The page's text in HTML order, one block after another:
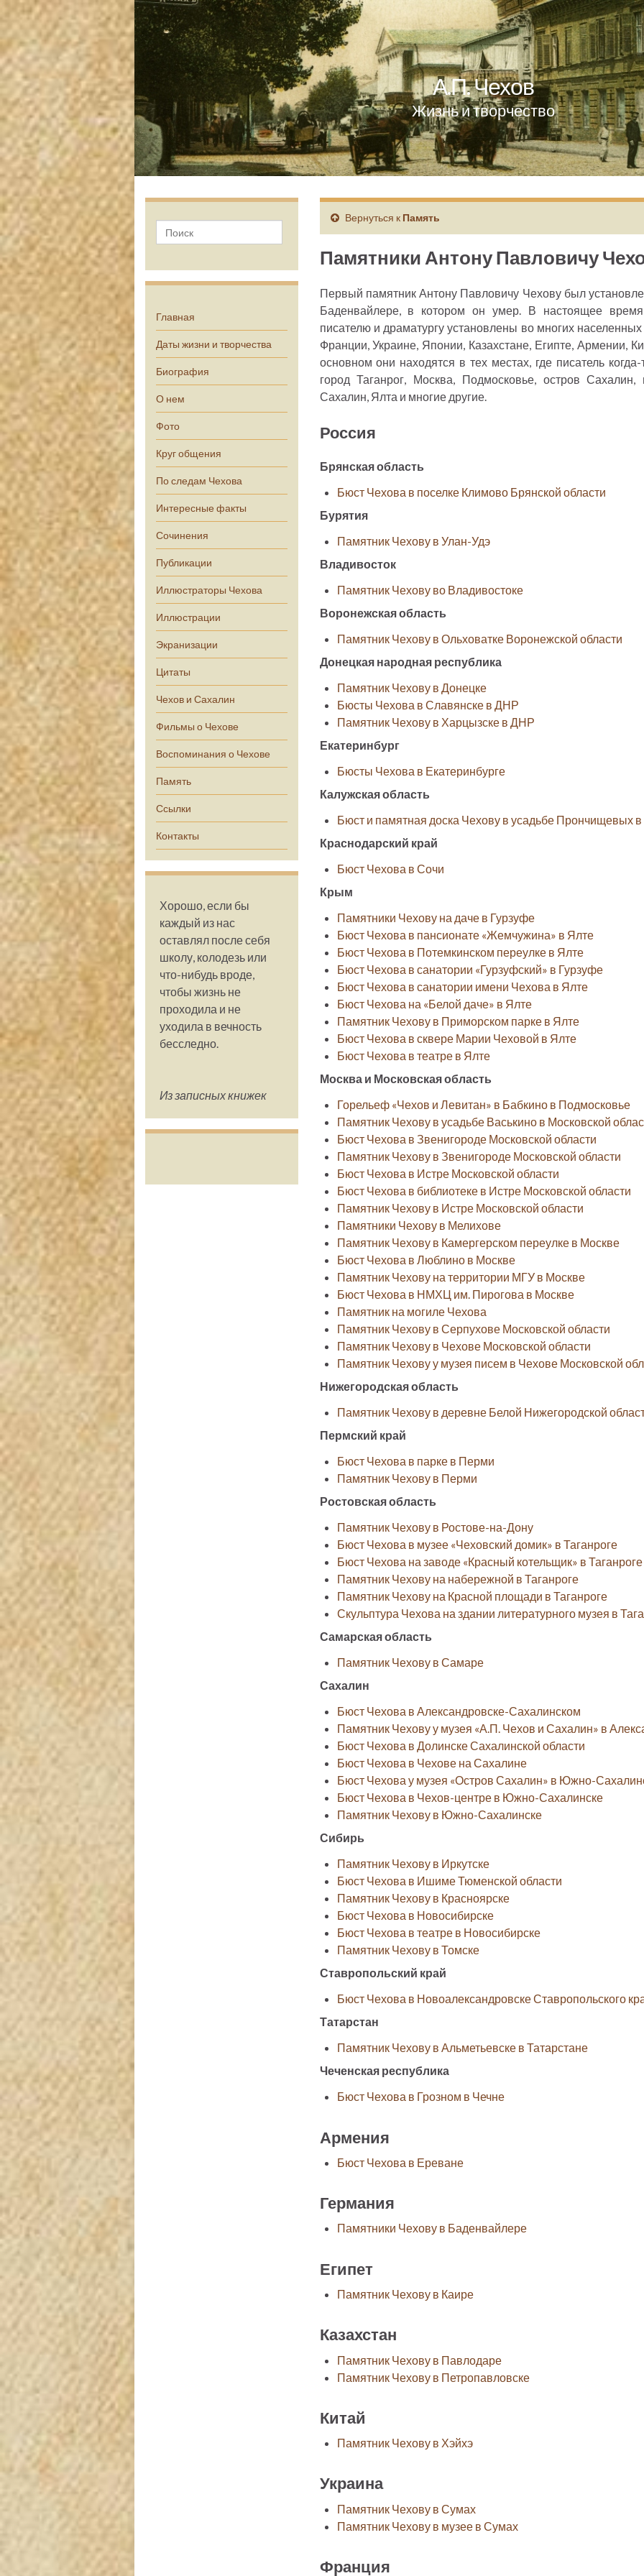
А.П. Чехов
Жизнь и творчество
Главная
Даты жизни и творчества
Биография
О нем
Фото
Круг общения
По следам Чехова
Интересные факты
Сочинения
Публикации
Иллюстраторы Чехова
Иллюстрации
Экранизации
Цитаты
Чехов и Сахалин
Фильмы о Чехове
Воспоминания о Чехове
Память
Ссылки
Контакты
Хорошо, если бы
каждый из нас
оставлял после себя
школу, колодезь или
что-нибудь вроде,
чтобы жизнь не
проходила и не
уходила в вечность
бесследно.
Из записных книжек
Вернуться к Память
Памятники Антону Павловичу
Первый памятник Антону Павловичу Чехову был
Баденвайлере, в котором он умер. В настоящее время
писателю и драматургу установлены во многих
Франции, Украине, Японии, Казахстане, Египте, Армении,
основном они находятся в тех местах, где писатель
город Таганрог, Москва, Подмосковье, остров
Сахалин, Ялта и многие другие.
Россия
Брянская область
Бюст Чехова в поселке Климово Брянской области
Бурятия
Памятник Чехову в Улан-Удэ
Владивосток
Памятник Чехову во Владивостоке
Воронежская область
Памятник Чехову в Ольховатке Воронежской области
Донецкая народная республика
Памятник Чехову в Донецке
Бюсты Чехова в Славянске в ДНР
Памятник Чехову в Харцызске в ДНР
Екатеринбург
Бюсты Чехова в Екатеринбурге
Калужская область
Бюст и памятная доска Чехову в усадьбе Прончищевых
Краснодарский край
Бюст Чехова в Сочи
Крым
Памятники Чехову на даче в Гурзуфе
Бюст Чехова в пансионате «Жемчужина» в Ялте
Бюст Чехова в Потемкинском переулке в Ялте
Бюст Чехова в санатории «Гурзуфский» в Гурзуфе
Бюст Чехова в санатории имени Чехова в Ялте
Бюст Чехова на «Белой даче» в Ялте
Памятник Чехову в Приморском парке в Ялте
Бюст Чехова в сквере Марии Чеховой в Ялте
Бюст Чехова в театре в Ялте
Москва и Московская область
Горельеф «Чехов и Левитан» в Бабкино в Подмосковье
Памятник Чехову в усадьбе Васькино в Московской
Бюст Чехова в Звенигороде Московской области
Памятник Чехову в Звенигороде Московской области
Бюст Чехова в Истре Московской области
Бюст Чехова в библиотеке в Истре Московской области
Памятник Чехову в Истре Московской области
Памятники Чехову в Мелихове
Памятник Чехову в Камергерском переулке в Москве
Бюст Чехова в Люблино в Москве
Памятник Чехову на территории МГУ в Москве
Бюст Чехова в НМХЦ им. Пирогова в Москве
Памятник на могиле Чехова
Памятник Чехову в Серпухове Московской области
Памятник Чехову в Чехове Московской области
Памятник Чехову у музея писем в Чехове Московской
Нижегородская область
Памятник Чехову в деревне Белой Нижегородской
Пермский край
Бюст Чехова в парке в Перми
Памятник Чехову в Перми
Ростовская область
Памятник Чехову в Ростове-на-Дону
Бюст Чехова в музее «Чеховский домик» в Таганроге
Бюст Чехова на заводе «Красный котельщик» в Таганроге
Памятник Чехову на набережной в Таганроге
Памятник Чехову на Красной площади в Таганроге
Скульптура Чехова на здании литературного музея в
Самарская область
Памятник Чехову в Самаре
Сахалин
Бюст Чехова в Александровске-Сахалинском
Памятник Чехову у музея «А.П. Чехов и Сахалин» в
Бюст Чехова в Долинске Сахалинской области
Бюст Чехова в Чехове на Сахалине
Бюст Чехова у музея «Остров Сахалин» в Южно-
Бюст Чехова в Чехов-центре в Южно-Сахалинске
Памятник Чехову в Южно-Сахалинске
Сибирь
Памятник Чехову в Иркутске
Бюст Чехова в Ишиме Тюменской области
Памятник Чехову в Красноярске
Бюст Чехова в Новосибирске
Бюст Чехова в театре в Новосибирске
Памятник Чехову в Томске
Ставропольский край
Бюст Чехова в Новоалександровске Ставропольского
Татарстан
Памятник Чехову в Альметьевске в Татарстане
Чеченская республика
Бюст Чехова в Грозном в Чечне
Армения
Бюст Чехова в Ереване
Германия
Памятники Чехову в Баденвайлере
Египет
Памятник Чехову в Каире
Казахстан
Памятник Чехову в Павлодаре
Памятник Чехову в Петропавловске
Китай
Памятник Чехову в Хэйхэ
Украина
Памятник Чехову в Сумах
Памятник Чехову в музее в Сумах
Франция